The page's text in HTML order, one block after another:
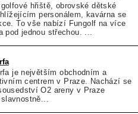
hřiště, obrovské dětské
personálem, kavárna se
To vše nabízí Fungolf na více
jednou střechou. ...
je největším obchodním a
centrem v Praze. Nachází se
O2 areny v Praze